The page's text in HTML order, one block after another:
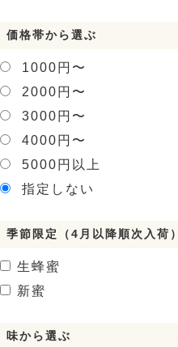
価格帯から選ぶ
1000円〜
2000円〜
3000円〜
4000円〜
5000円以上
指定しない
季節限定（4月以降順次入荷）
生蜂蜜
新蜜
味から選ぶ